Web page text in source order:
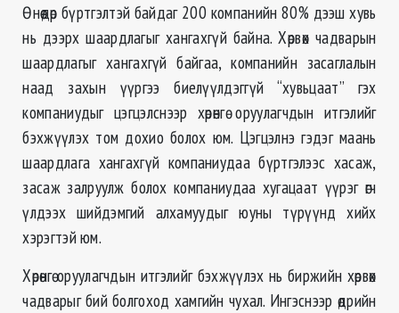
Өнөөдөр бүртгэлтэй байдаг 200 компанийн 80% дээш хувь
нь дээрх шаардлагыг хангахгүй байна. Хөрвөх чадварын
шаардлагыг хангахгүй байгаа, компанийн засаглалын
наад захын үүргээ биелүүлдэггүй “хувьцаат” гэх
компаниудыг цэгцэлснээр хөрөнгө оруулагчдын итгэлийг
бэхжүүлэх том дохио болох юм. Цэгцэлнэ гэдэг маань
шаардлага хангахгүй компаниудаа бүртгэлээс хасаж,
засаж залруулж болох компаниудаа хугацаат үүрэг өгч
үлдээх шийдэмгий алхамуудыг юуны түрүүнд хийх
хэрэгтэй юм.
Хөрөнгө оруулагчдын итгэлийг бэхжүүлэх нь биржийн хөрвөх
чадварыг бий болгоход хамгийн чухал. Ингэснээр өдрийн